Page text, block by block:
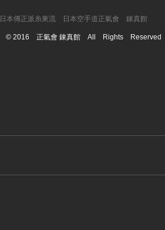
​日本傳正派糸東流 日本空手道正氣會 錬真館
© 2016 正氣會 錬真館 All Rights Reserved